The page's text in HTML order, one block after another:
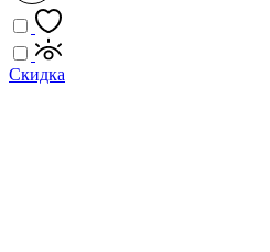
Скидка